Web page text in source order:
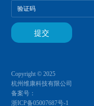
Copyright © 2025
杭州维康科技有限公司
备案号：
浙ICP备05007687号-1